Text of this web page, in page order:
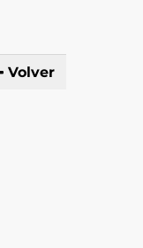
Volver